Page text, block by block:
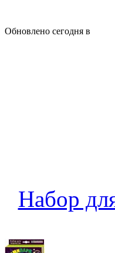
Обновлено сегодня в
Набор